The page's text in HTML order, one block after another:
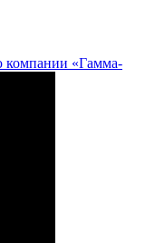
компании «Гамма-